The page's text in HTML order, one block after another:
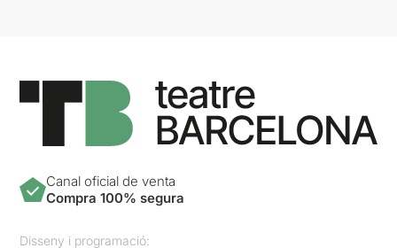
Canal oficial de venta
Compra 100% segura
Disseny i programació: